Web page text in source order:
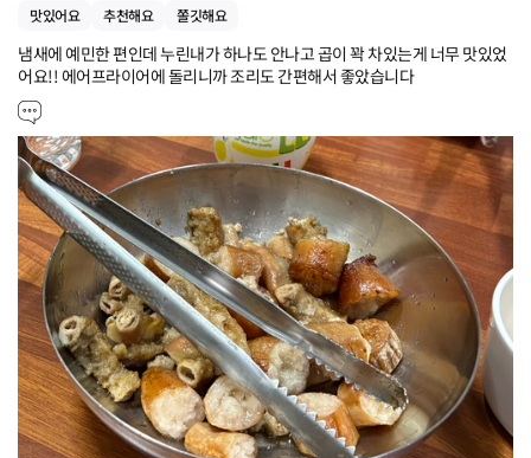
맛있어요
추천해요 쫄깃해요
냄새에 예민한 편인데 누린내가 하나도 안나고 곱이 꽉 차있는게 너무 맛있었
어요!! 에어프라이어에 돌리니까 조리도 간편해서 좋았습니다